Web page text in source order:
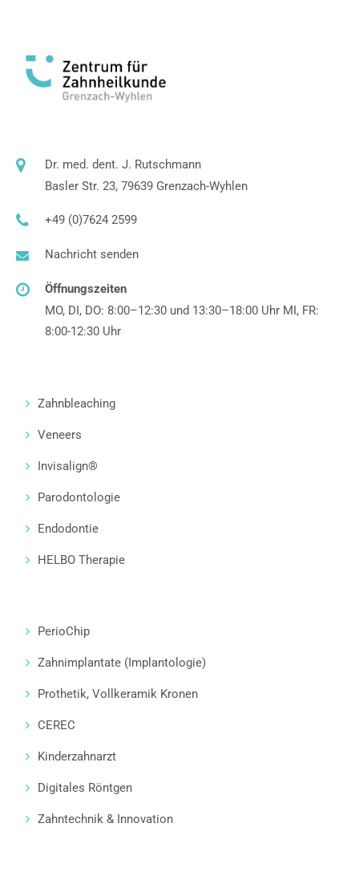
Dr. med. dent. J. Rutschmann
Basler Str. 23, 79639 Grenzach-Wyhlen
+49 (0)7624 2599
Nachricht senden
Öffnungszeiten
MO, DI, DO: 8:00–12:30 und 13:30–18:00 Uhr MI, FR:
8:00-12:30 Uhr
Zahnbleaching
Veneers
Invisalign®
Parodontologie
Endodontie
HELBO Therapie
PerioChip
Zahnimplantate (Implantologie)
Prothetik, Vollkeramik Kronen
CEREC
Kinderzahnarzt
Digitales Röntgen
Zahntechnik & Innovation